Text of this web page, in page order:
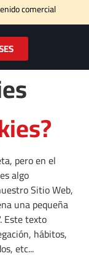
comercial
pero en el
algo
Sitio Web,
una pequeña
Este texto
hábitos,
etc...